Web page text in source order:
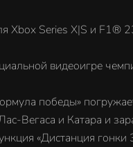
Xbox Series X|S и F1®
видеоигре
победы»
Вегаса и Катара и
«Дистанция